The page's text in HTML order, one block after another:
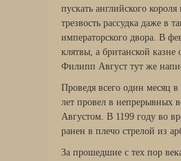
пускать английского
трезвость рассудка даже в
императорского двора. В
клят­вы, а британской
Филипп Август тут же
Проведя всего один месяц
лет про­вел в непрерывных
Августом. В 1199 году во
ранен в плечо стрелой из
За прошедшие с тех пор